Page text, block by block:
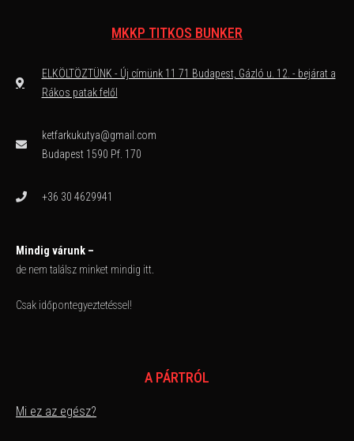
MKKP TITKOS BUNKER
ELKÖLTÖZTÜNK - Új címünk 11 71 Budapest, Gázló u. 12. - bejárat a
Rákos patak felől
ketfarkukutya@gmail.com
Budapest 1590 Pf. 170
+36 30 4629941
Mindig várunk –
de nem találsz minket mindig itt.
Csak időpontegyeztetéssel!
A PÁRTRÓL
Mi ez az egész?